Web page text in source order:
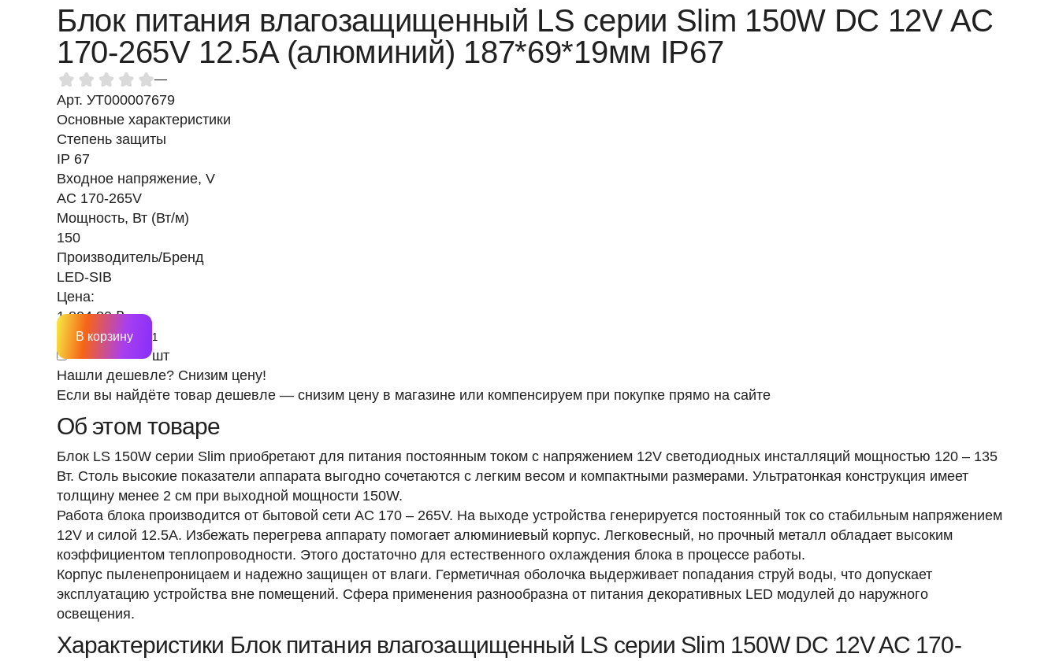
Блок питания влагозащищенный LS серии Slim 150W DC 12V AC
170-265V 12.5A (алюминий) 187*69*19мм IP67
—
Арт. УТ000007679
Основные характеристики
Степень защиты
IP 67
Входное напряжение, V
AC 170-265V
Мощность, Вт (Вт/м)
150
Производитель/Бренд
LED-SIB
Цена:
1 804.80 ₽
шт
В корзину
Нашли дешевле? Снизим цену!
Если вы найдёте товар дешевле — снизим цену в магазине или компенсируем при покупке прямо на сайте
Об этом товаре
Блок LS 150W серии Slim приобретают для питания постоянным током с напряжением 12V светодиодных инсталляций мощностью 120 – 135
Вт. Столь высокие показатели аппарата выгодно сочетаются с легким весом и компактными размерами. Ультратонкая конструкция имеет
толщину менее 2 см при выходной мощности 150W.
Работа блока производится от бытовой сети AC 170 – 265V. На выходе устройства генерируется постоянный ток со стабильным напряжением
12V и силой 12.5A. Избежать перегрева аппарату помогает алюминиевый корпус. Легковесный, но прочный металл обладает высоким
коэффициентом теплопроводности. Этого достаточно для естественного охлаждения блока в процессе работы.
Корпус пыленепроницаем и надежно защищен от влаги. Герметичная оболочка выдерживает попадания струй воды, что допускает
эксплуатацию устройства вне помещений. Сфера применения разнообразна от питания декоративных LED модулей до наружного
освещения.
Характеристики Блок питания влагозащищенный LS серии Slim 150W DC 12V AC 170-